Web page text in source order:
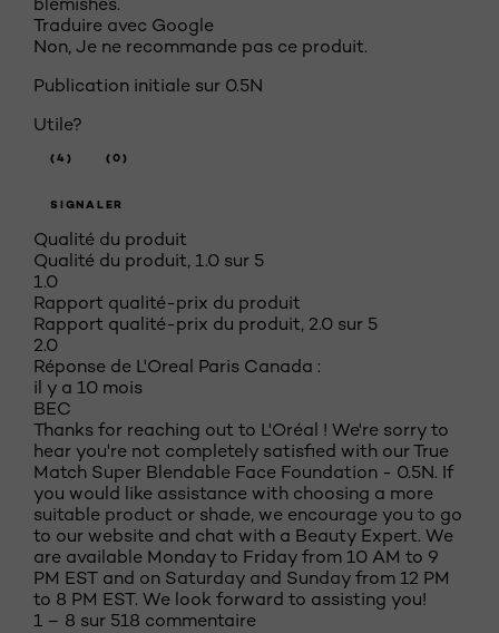
Traduire avec Google
Non, Je ne recommande pas ce produit.
Publication initiale sur 0.5N
Utile?
(4) (0)
SIGNALER
Qualité du produit
Qualité du produit, 1.0 sur 5
1.0
Rapport qualité-prix du produit
Rapport qualité-prix du produit, 2.0 sur 5
2.0
Réponse de L'Oreal Paris Canada :
il y a 10 mois
BEC
Thanks for reaching out to L'Oréal ! We're sorry to
hear you're not completely satisfied with our True
Match Super Blendable Face Foundation - 0.5N. If
you would like assistance with choosing a more
suitable product or shade, we encourage you to go
to our website and chat with a Beauty Expert. We
are available Monday to Friday from 10 AM to 9
PM EST and on Saturday and Sunday from 12 PM
to 8 PM EST. We look forward to assisting you!
1 – 8 sur 518 commentaire